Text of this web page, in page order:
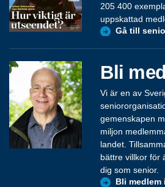
205 400
uppskattad
Gå till
Bli
Vi är en av
gemenskapen
miljon
landet.
bättre villkor för
dig som senior.
Bli medlem